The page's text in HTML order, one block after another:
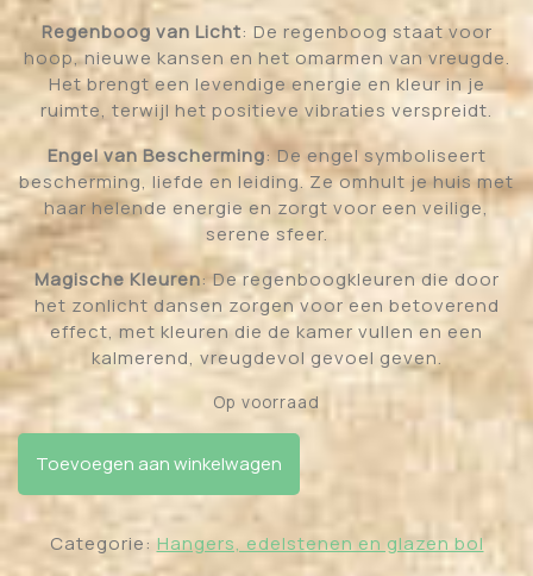
Regenboog van Licht: De regenboog staat voor
hoop, nieuwe kansen en het omarmen van vreugde.
Het brengt een levendige energie en kleur in je
ruimte, terwijl het positieve vibraties verspreidt.
Engel van Bescherming: De engel symboliseert
bescherming, liefde en leiding. Ze omhult je huis met
haar helende energie en zorgt voor een veilige,
serene sfeer.
Magische Kleuren: De regenboogkleuren die door
het zonlicht dansen zorgen voor een betoverend
effect, met kleuren die de kamer vullen en een
kalmerend, vreugdevol gevoel geven.
Op voorraad
Raamhanger regenboog engel 38 cm aantal
Toevoegen aan winkelwagen
Categorie: Hangers, edelstenen en glazen bol